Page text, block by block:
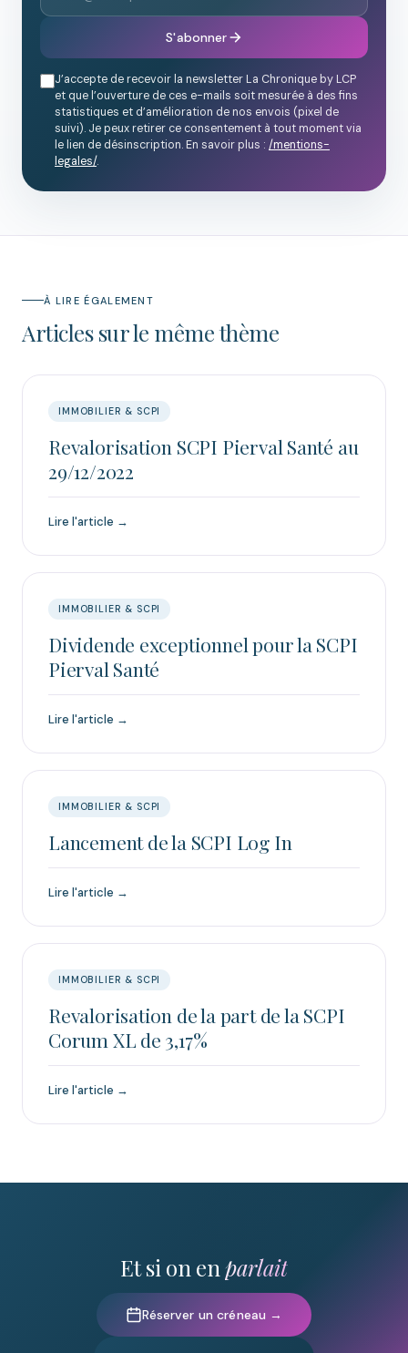
S'abonner
J’accepte de recevoir la newsletter La Chronique by LCP
et que l’ouverture de ces e-mails soit mesurée à des fins
statistiques et d’amélioration de nos envois (pixel de
suivi). Je peux retirer ce consentement à tout moment via
le lien de désinscription. En savoir plus : /mentions-
legales/.
À LIRE ÉGALEMENT
Articles sur le même thème
IMMOBILIER & SCPI
Revalorisation SCPI Pierval Santé au
29/12/2022
Lire l'article →
IMMOBILIER & SCPI
Dividende exceptionnel pour la SCPI
Pierval Santé
Lire l'article →
IMMOBILIER & SCPI
Lancement de la SCPI Log In
Lire l'article →
IMMOBILIER & SCPI
Revalorisation de la part de la SCPI
Corum XL de 3,17%
Lire l'article →
Et si on enparlait
Réserver un créneau →